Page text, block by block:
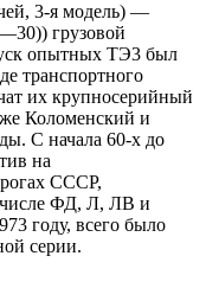
3-я модель) —
грузовой
опытных ТЭ3 был
транспортного
их крупносерийный
Коломенский и
С начала 60-х до
на
СССР,
ФД, Л, ЛВ и
году, всего было
серии.